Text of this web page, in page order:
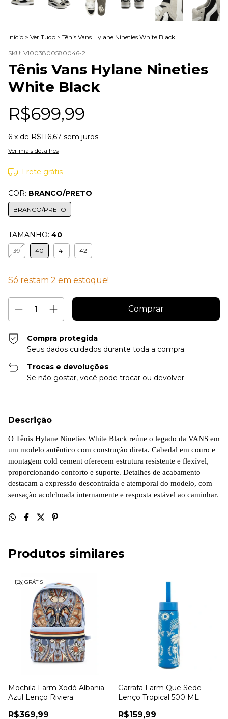
Início > Ver Tudo > Tênis Vans Hylane Nineties White Black
SKU: V1003800580046-2
Tênis Vans Hylane Nineties
White Black
R$699,99
6 x de R$116,67 sem juros
Ver mais detalhes
Frete grátis
COR: BRANCO/PRETO
BRANCO/PRETO
TAMANHO: 40
39 40 41 42
Só restam 2 em estoque!
Compra protegida
Seus dados cuidados durante toda a compra.
Trocas e devoluções
Se não gostar, você pode trocar ou devolver.
Descrição
O Tênis Hylane Nineties White Black reúne o legado da VANS em
um modelo autêntico com construção direta. Cabedal em couro e
montagem cold cement oferecem estrutura resistente e flexível,
proporcionando conforto e suporte. Detalhes de acabamento
destacam a expressão descontraída e atemporal do modelo, com
sensação acolchoada internamente e resposta estável ao caminhar.
Produtos similares
GRÁTIS
Mochila Farm Xodó Albania
Azul Lenço Riviera
R$369,99
Garrafa Farm Que Sede
Lenço Tropical 500 ML
R$159,99